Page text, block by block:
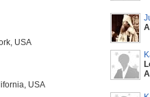
USA
USA